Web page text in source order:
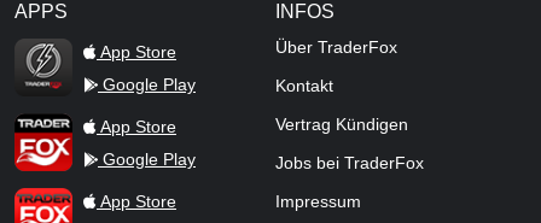
APPS
TraderFox Flash
App Store
Google Play
TraderFox AppApp Store
Google Play
TraderFox ProApp Store
INFOS
Über TraderFox
Kontakt
Vertrag Kündigen
Jobs bei TraderFox
Impressum